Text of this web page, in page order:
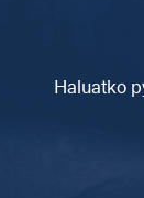
Haluatko